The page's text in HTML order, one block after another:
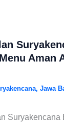
Aman
, Jawa
Suryakencana